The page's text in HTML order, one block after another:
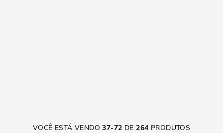
VOCÊ ESTÁ VENDO 37-72 DE264 PRODUTOS